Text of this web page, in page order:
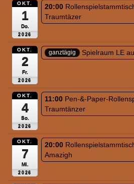
OKT.
1
Do.
2026
20:00
Traumtäzer
OKT.
2
Fr.
2026
ganztägig Spielraum LE
OKT.
4
So.
2026
11:00 Pen-&-Paper-
Traumtänzer
OKT.
7
Mi.
2026
20:00
Amazigh